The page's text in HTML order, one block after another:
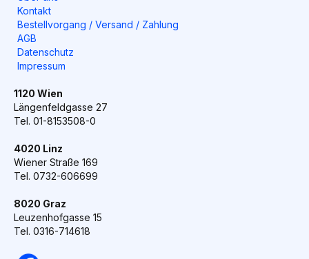
Kontakt
Bestellvorgang / Versand / Zahlung
AGB
Datenschutz
Impressum
1120 Wien
Längenfeldgasse 27
Tel. 01-8153508-0
4020 Linz
Wiener Straße 169
Tel. 0732-606699
8020 Graz
Leuzenhofgasse 15
Tel. 0316-714618